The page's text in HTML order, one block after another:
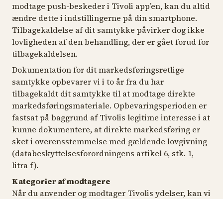
modtage push-beskeder i Tivoli app’en, kan du altid
ændre dette i indstillingerne på din smartphone.
Tilbagekaldelse af dit samtykke påvirker dog ikke
lovligheden af den behandling, der er gået forud for
tilbagekaldelsen.
Dokumentation for dit markedsføringsretlige
samtykke opbevarer vi i to år fra du har
tilbagekaldt dit samtykke til at modtage direkte
markedsføringsmateriale. Opbevaringsperioden er
fastsat på baggrund af Tivolis legitime interesse i at
kunne dokumentere, at direkte markedsføring er
sket i overensstemmelse med gældende lovgivning
(databeskyttelsesforordningens artikel 6, stk. 1,
litra f).
Kategorier af modtagere
Når du anvender og modtager Tivolis ydelser, kan vi